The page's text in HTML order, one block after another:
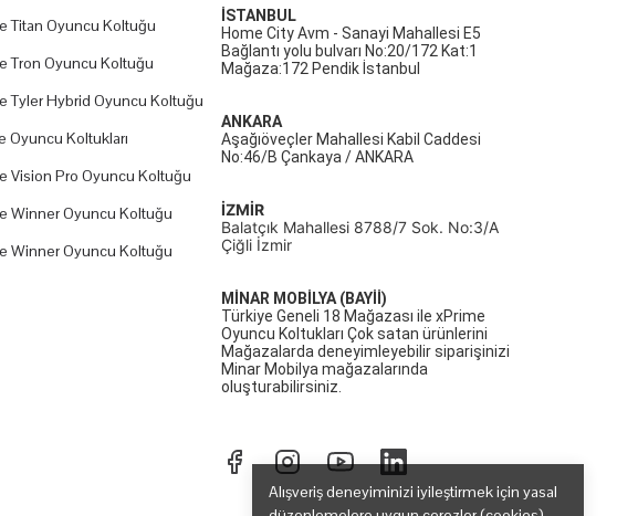
Alışveriş deneyiminizi iyileştirmek için yasal
Titan Oyuncu Koltuğu
Tron Oyuncu Koltuğu
Tyler Hybrid Oyuncu Koltuğu
Oyuncu Koltukları
Vision Pro Oyuncu Koltuğu
Winner Oyuncu Koltuğu
Winner Oyuncu Koltuğu
İSTANBUL
Home City Avm - Sanayi Mahallesi E5
Bağlantı yolu bulvarı No:20/172 Kat:1
Mağaza:172 Pendik İstanbul
ANKARA
Aşağıöveçler Mahallesi Kabil Caddesi
No:46/B Çankaya / ANKARA
İZMİR
Balatçık Mahallesi 8788/7 Sok. No:3/A
Çiğli İzmir
MİNAR MOBİLYA (BAYİİ)
Türkiye Geneli 18 Mağazası ile xPrime
Oyuncu Koltukları Çok satan ürünlerini
Mağazalarda deneyimleyebilir siparişinizi
Minar Mobilya mağazalarında
oluşturabilirsiniz.